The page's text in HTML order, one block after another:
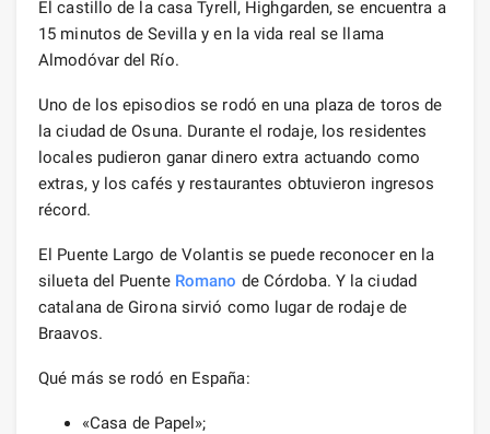
El castillo de la casa Tyrell, Highgarden, se encuentra a
15 minutos de Sevilla y en la vida real se llama
Almodóvar del Río.
Uno de los episodios se rodó en una plaza de toros de
la ciudad de Osuna. Durante el rodaje, los residentes
locales pudieron ganar dinero extra actuando como
extras, y los cafés y restaurantes obtuvieron ingresos
récord.
El Puente Largo de Volantis se puede reconocer en la
silueta del Puente Romano de Córdoba. Y la ciudad
catalana de Girona sirvió como lugar de rodaje de
Braavos.
Qué más se rodó en España:
«Casa de Papel»;